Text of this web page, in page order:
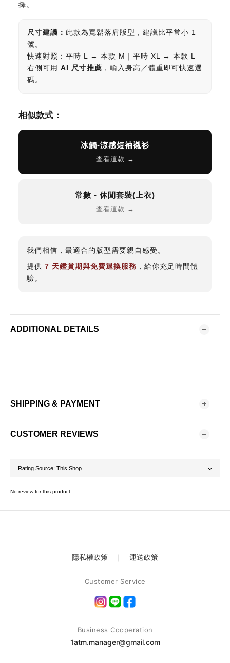
擇。
尺寸建議： 此款為寬鬆落肩版型，建議比平常小 1
號。
快速對照：平時 L → 本款 M｜平時 XL → 本款 L
右側可用 AI 尺寸推薦 ，輸入身高／體重即可快速選
碼。
相似款式：
冰觸-涼感短袖襯衫
查看這款 →
常數 - 休閒套裝(上衣)
查看這款 →
我們相信，最適合的版型需要親自感受。
提供 7 天鑑賞期與免費退換服務 ，給你充足時間體
驗。
ADDITIONAL DETAILS
SHIPPING & PAYMENT
CUSTOMER REVIEWS
No review for this product
隱私權政策 ｜ 運送政策
Customer Service
Business Cooperation
1atm.manager@gmail.com